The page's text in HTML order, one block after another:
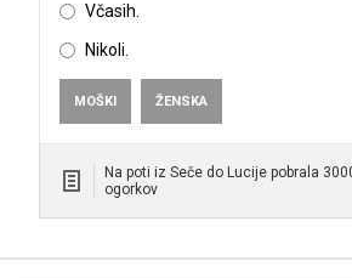
Včasih.
Nikoli.
MOŠKI ŽENSKA
Na poti iz Seče do Lucije pobrala
ogorkov